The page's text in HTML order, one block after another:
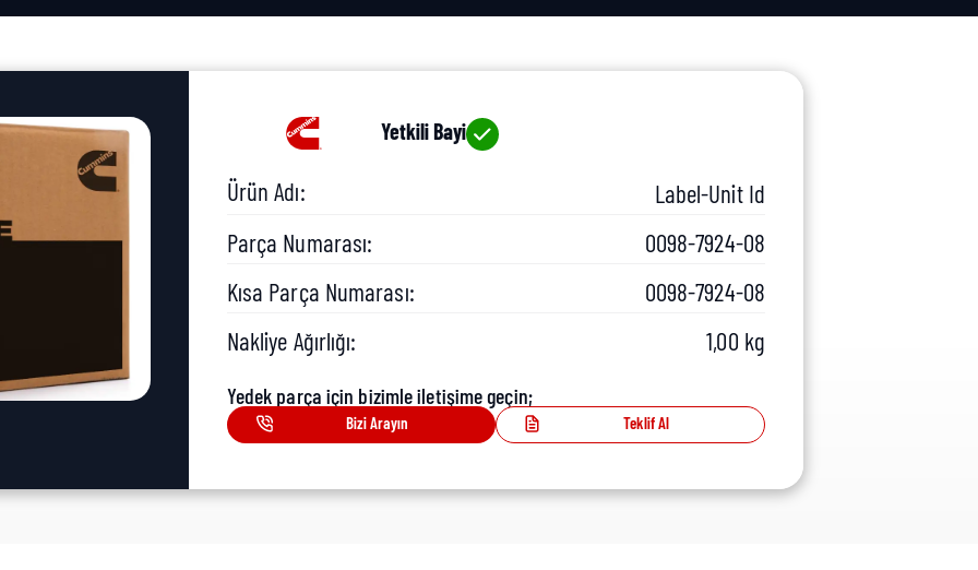
Yetkili Bayi
Ürün Adı:
Label-Unit Id
Parça Numarası:
0098-7924-08
Kısa Parça Numarası:
0098-7924-08
Nakliye Ağırlığı:
1,00 kg
Yedek parça için bizimle iletişime geçin;
Bizi Arayın Teklif Al